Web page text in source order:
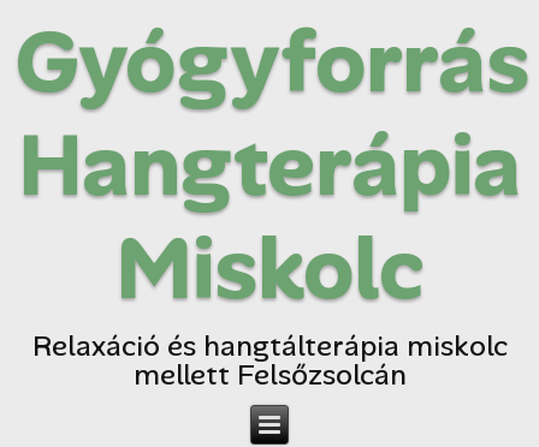
Gyógyforrás
Hangterápia
Miskolc
Relaxáció és hangtálterápia miskolc
mellett Felsőzsolcán